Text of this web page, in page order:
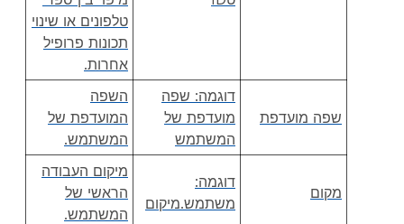
טלפונים או שינוי
תכונות פרופיל
אחרות.
שפה מועדפת
דוגמה: שפה
מועדפת של
המשתמש
השפה
המועדפת של
המשתמש.
מקום
דוגמה:
משתמש.מיקום
מיקום העבודה
הראשי של
המשתמש.